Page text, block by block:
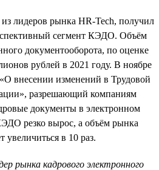
лидеров рынка HR-Tech, получил
сегмент КЭДО. Объём
документооборота, по оценке
рублей в 2021 году. В ноябре
внесении изменений в Трудовой
разрешающий компаниям
документы в электронном
резко вырос, а объём рынка
увеличиться в 10 раз.
рынка кадрового электронного